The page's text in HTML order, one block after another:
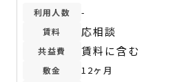
利用人数 -
賃料 応相談
共益費 賃料に含む
敷金 12ヶ月